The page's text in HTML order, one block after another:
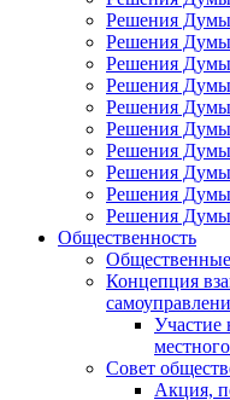
Решения
Решения
Решения
Решения
Решения Думы
Решения
Решения
Решения
Решения
Решения
Общественность
Концепция
Участие
Совет
Акция,